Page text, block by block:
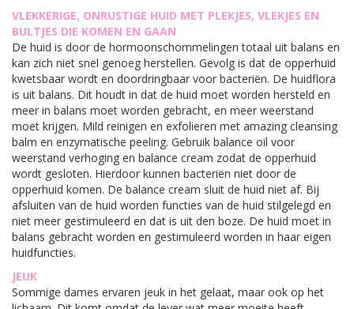
VLEKKERIGE, ONRUSTIGE HUID MET PLEKJES, VLEKJES EN
BULTJES DIE KOMEN EN GAAN
De huid is door de hormoonschommelingen totaal uit balans en
kan zich niet snel genoeg herstellen. Gevolg is dat de opperhuid
kwetsbaar wordt en doordringbaar voor bacteriën. De huidflora
is uit balans. Dit houdt in dat de huid moet worden hersteld en
meer in balans moet worden gebracht, en meer weerstand
moet krijgen. Mild reinigen en exfolieren met amazing cleansing
balm en enzymatische peeling. Gebruik balance oil voor
weerstand verhoging en balance cream zodat de opperhuid
wordt gesloten. Hierdoor kunnen bacteriën niet door de
opperhuid komen. De balance cream sluit de huid niet af. Bij
afsluiten van de huid worden functies van de huid stilgelegd en
niet meer gestimuleerd en dat is uit den boze. De huid moet in
balans gebracht worden en gestimuleerd worden in haar eigen
huidfuncties.
JEUK
Sommige dames ervaren jeuk in het gelaat, maar ook op het